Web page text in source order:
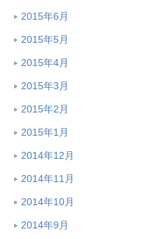
2015年6月
2015年5月
2015年4月
2015年3月
2015年2月
2015年1月
2014年12月
2014年11月
2014年10月
2014年9月